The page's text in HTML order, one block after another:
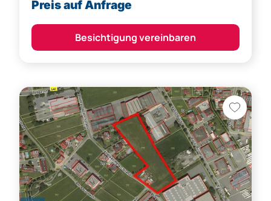
Besichtigung vereinbaren